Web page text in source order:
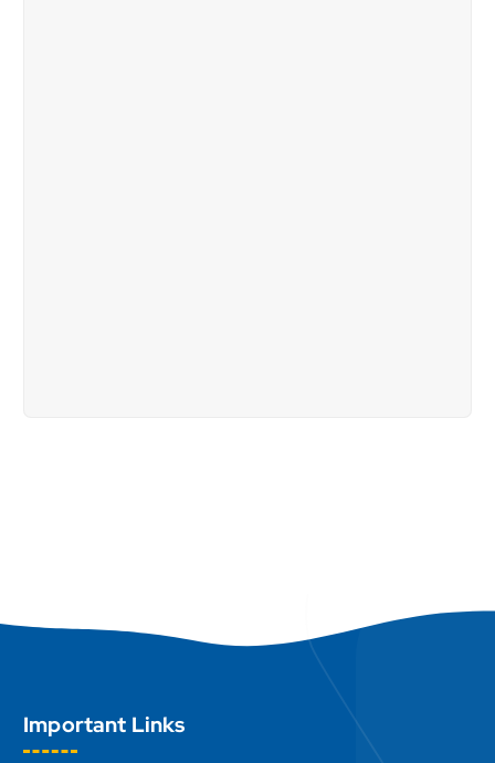
Important Links